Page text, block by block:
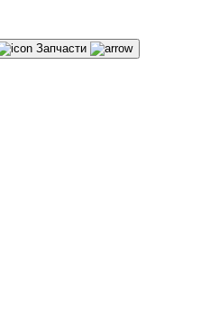
Запчасти